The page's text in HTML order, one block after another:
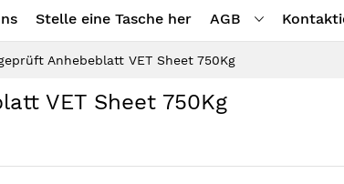
Stelle eine Tasche her AGB
Anhebeblatt VET Sheet 750Kg
VET Sheet 750Kg